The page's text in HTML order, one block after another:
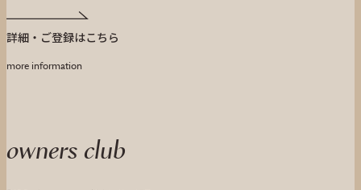
詳細・ご登録はこちら
more information
owners club